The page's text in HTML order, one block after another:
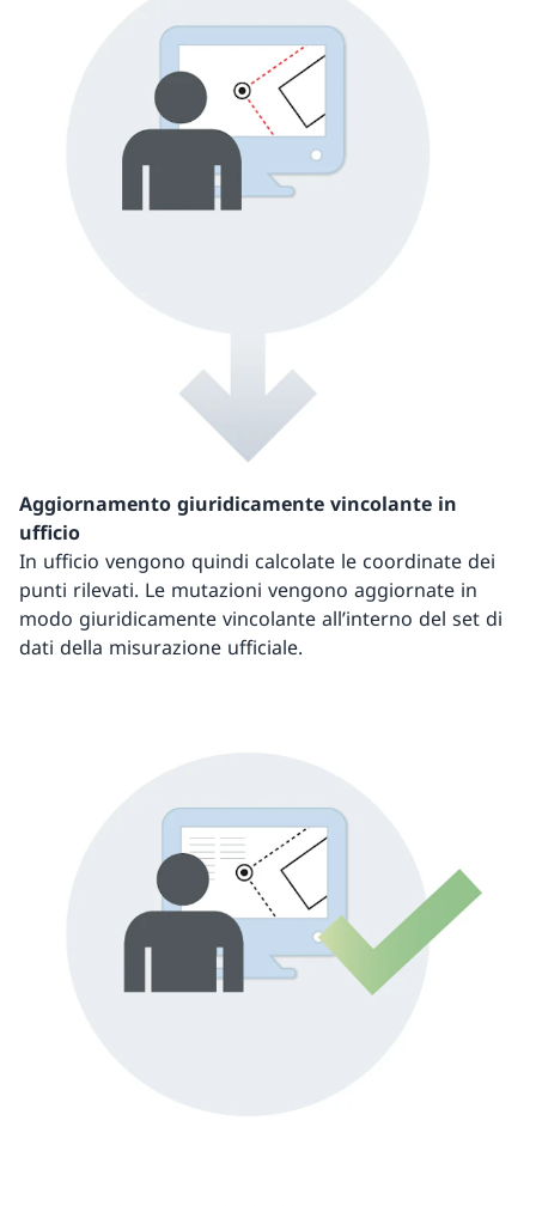
Aggiornamento giuridicamente vincolante in
ufficio
In ufficio vengono quindi calcolate le coordinate dei
punti rilevati. Le mutazioni vengono aggiornate in
modo giuridicamente vincolante all’interno del set di
dati della misurazione ufficiale.